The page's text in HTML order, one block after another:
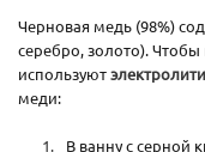
Черновая медь (98%)
серебро, золото). Чтобы
используют
меди:
В ванну с серной